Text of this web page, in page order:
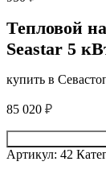
Тепловой
Seastar 5
купить в
85 020 ₽
Артикул: 42